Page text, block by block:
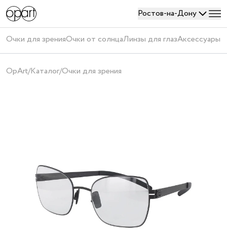
Ростов-на-Дону
Очки для зренияОчки от солнцаЛинзы для глазАксессуары
Войти
или
создать
Получить
Создавая
OpArt/Каталог/Очки для зрения